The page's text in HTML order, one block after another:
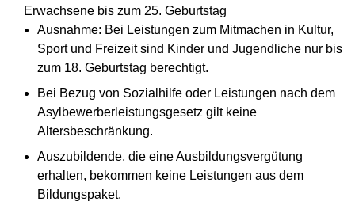
Erwachsene bis zum 25. Geburtstag
Ausnahme: Bei Leistungen zum Mitmachen in Kultur,
Sport und Freizeit sind Kinder und Jugendliche nur bis
zum 18. Geburtstag berechtigt.
Bei Bezug von Sozialhilfe oder Leistungen nach dem
Asylbewerberleistungsgesetz gilt keine
Altersbeschränkung.
Auszubildende, die eine Ausbildungsvergütung
erhalten, bekommen keine Leistungen aus dem
Bildungspaket.